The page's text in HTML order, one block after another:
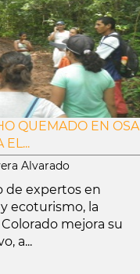
QUEMADO EN OSA
EL...
Alvarado
de expertos en
ecoturismo, la
mejora su
a...